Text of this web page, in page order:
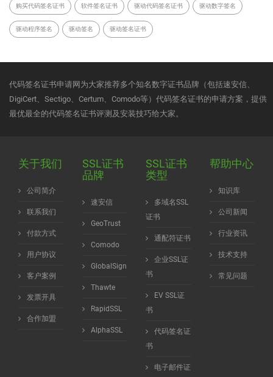
购买代码签名证书 软件签名证书 驱动代码签名证书 驱动数字签名
驱动程序签名 驱动签名 驱动签名证书
代码签名证书申请网为大家推荐多个知名数字证书品牌（包括速安信、
DigiCert、Sectigo、Certum、Comodo等）代码签名证书的申请方案，提供
最优最全的代码签名证书评测及安装技巧给大家。
关于我们
公司简介
联系我们
付款方式
用户协议
客户案例
发票开具
合作加盟
SSL证书
品牌
速安信
GeoTrust
Comodo
GlobalSign
Thawte
RapidSSL
AlphaSSL
SSL证书
类型
多域名SSL
证书
通配符证书
企业SSL证
书
EV SSL证
书
代码签名证
书
电子邮件证
帮助中心
知识库
公司新闻
行业资讯
技术支持
常见问题